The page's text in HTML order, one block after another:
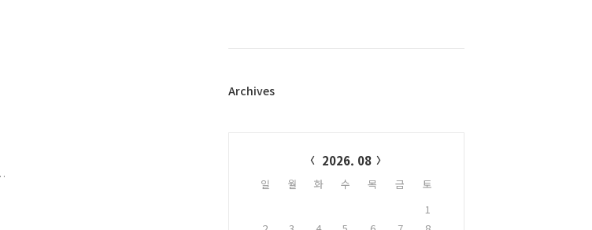
플
Archives
2026. 08
일 월 화 수 목 금
토
1